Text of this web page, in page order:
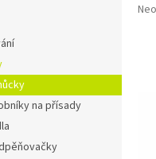
na přísady